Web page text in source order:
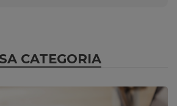
CATEGORIA